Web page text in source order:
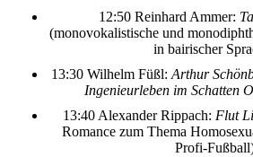
12:50 Reinhard Ammer:
(monovokalistische und
in bairischer
13:30 Wilhelm Füßl: Arthur
Ingenieurleben im Schatten
13:40 Alexander Rippach: Flut
Romance zum Thema
Profi-